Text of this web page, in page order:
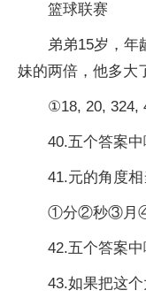
篮球联赛
弟弟15岁，年
妹的两倍，他多大
①18, 20, 324,
40.五个答案
41.元的角度
①分②秒③月
42.五个答案
43.如果把这